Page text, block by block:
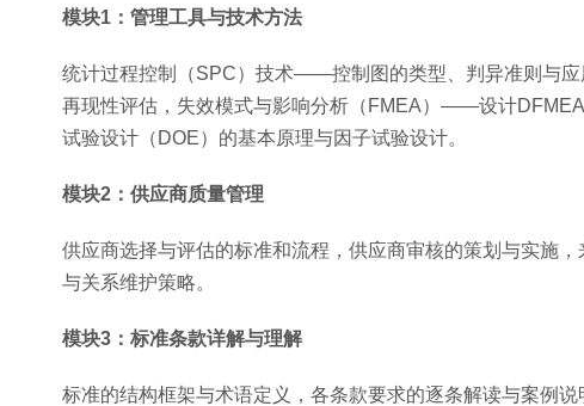
模块1：管理工具与技术方法
统计过程控制（SPC）技术——控制图的类型、判异准则与
再现性评估，失效模式与影响分析（FMEA）——设计
试验设计（DOE）的基本原理与因子试验设计。
模块2：供应商质量管理
供应商选择与评估的标准和流程，供应商审核的策划与实施
与关系维护策略。
模块3：标准条款详解与理解
标准的结构框架与术语定义，各条款要求的逐条解读与案例